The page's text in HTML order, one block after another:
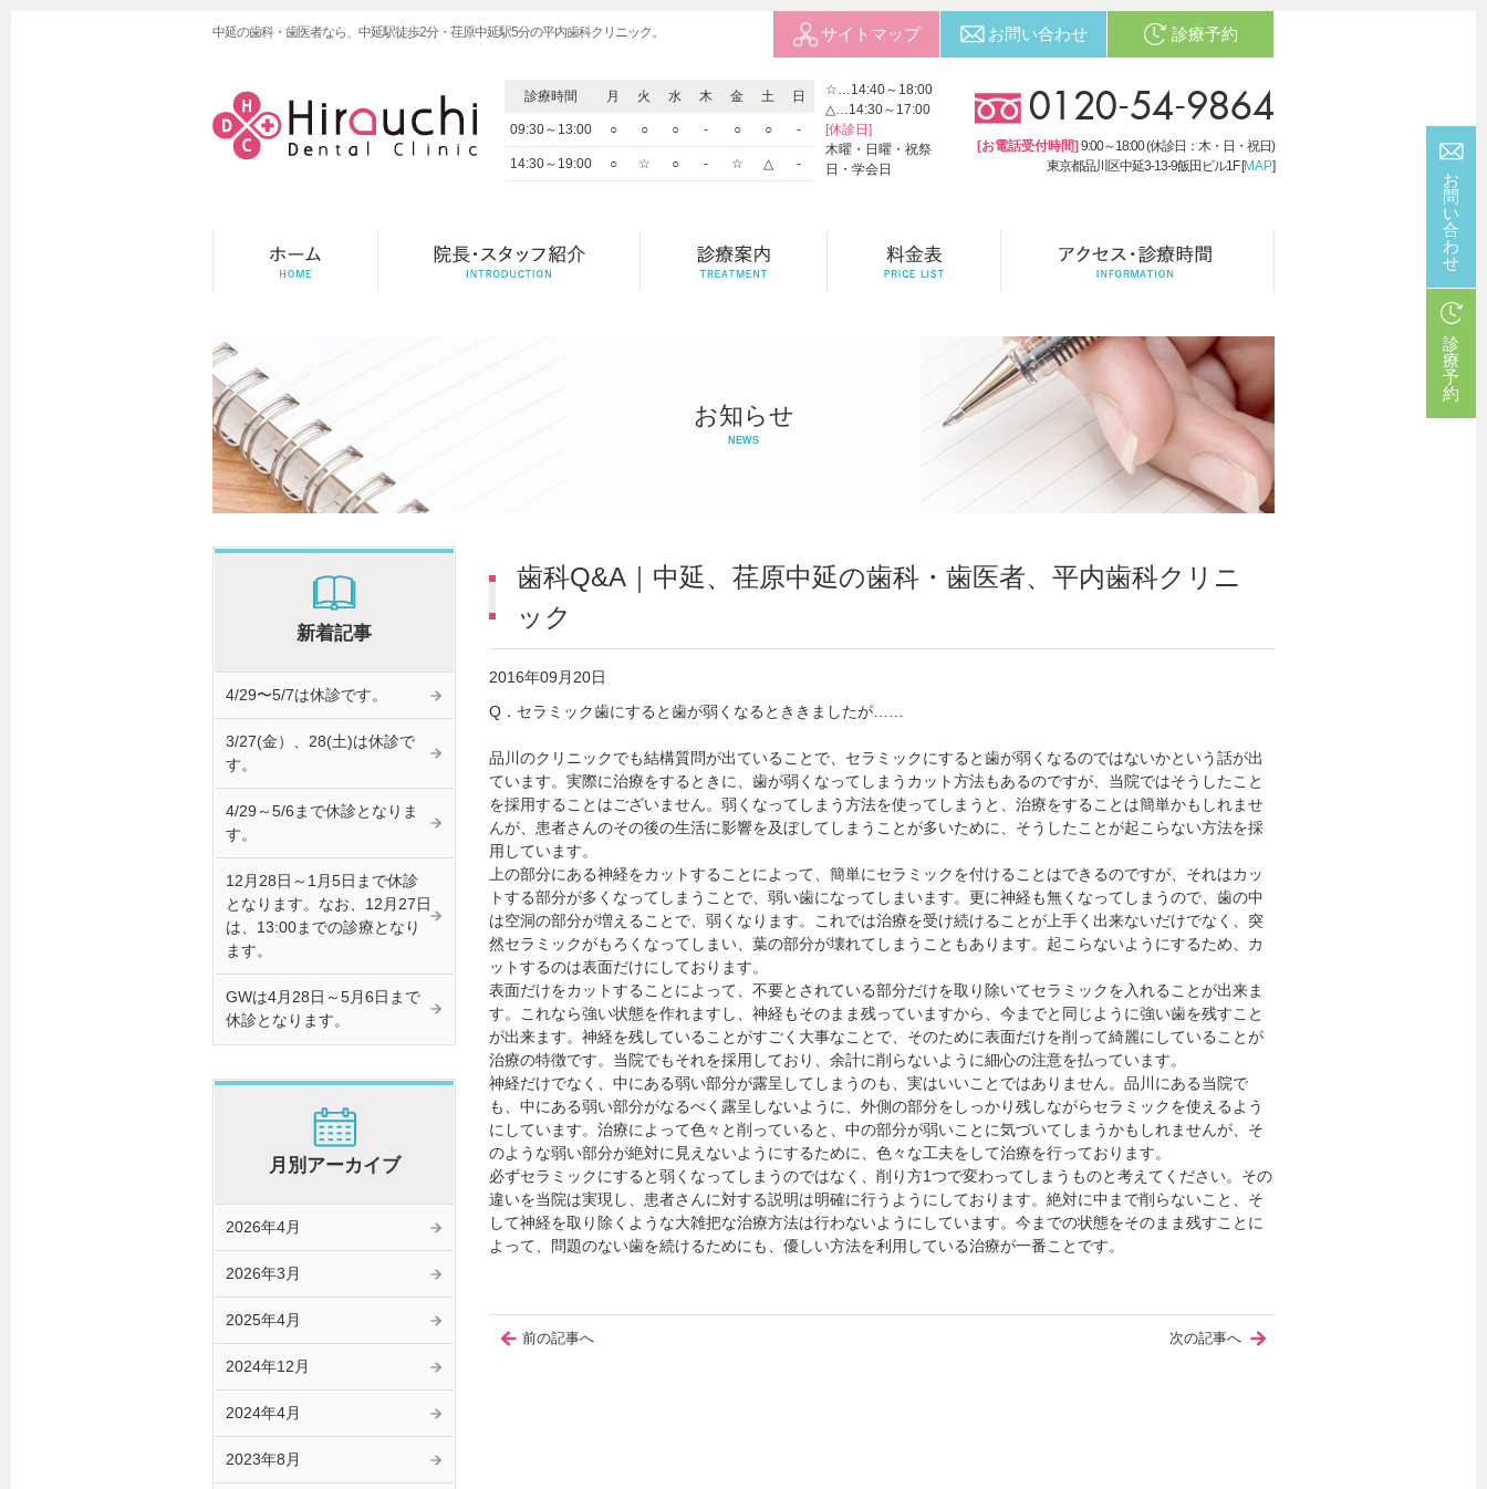
中延の歯科・歯医者なら、中延駅徒歩2分・荏原中延駅5分の平内歯科クリニック。 サイトマップ お問い合わせ 診療予約
診療時間 月 火 水 木 金 土 日
09:30～13:00 ○ ○ ○ - ○ ○ -
14:30～19:00 ○ ☆ ○ - ☆ △ -
☆…14:40～18:00
△…14:30～17:00
[休診日]
木曜・日曜・祝祭
日・学会日
0120-54-9864
[お電話受付時間] 9:00～18:00 (休診日：木・日・祝日)
東京都品川区中延3-13-9飯田ビル1F [ MAP]
お知らせ
NEWS
歯科Q&A｜中延、荏原中延の歯科・歯医者、平内歯科クリニ
ック
2016年09月20日
Q．セラミック歯にすると歯が弱くなるとききましたが……
品川のクリニックでも結構質問が出ていることで、セラミックにすると歯が弱くなるのではないかという話が出
ています。実際に治療をするときに、歯が弱くなってしまうカット方法もあるのですが、当院ではそうしたこと
を採用することはございません。弱くなってしまう方法を使ってしまうと、治療をすることは簡単かもしれませ
んが、患者さんのその後の生活に影響を及ぼしてしまうことが多いために、そうしたことが起こらない方法を採
用しています。
上の部分にある神経をカットすることによって、簡単にセラミックを付けることはできるのですが、それはカッ
トする部分が多くなってしまうことで、弱い歯になってしまいます。更に神経も無くなってしまうので、歯の中
は空洞の部分が増えることで、弱くなります。これでは治療を受け続けることが上手く出来ないだけでなく、突
然セラミックがもろくなってしまい、葉の部分が壊れてしまうこともあります。起こらないようにするため、カ
ットするのは表面だけにしております。
表面だけをカットすることによって、不要とされている部分だけを取り除いてセラミックを入れることが出来ま
す。これなら強い状態を作れますし、神経もそのまま残っていますから、今までと同じように強い歯を残すこと
が出来ます。神経を残していることがすごく大事なことで、そのために表面だけを削って綺麗にしていることが
治療の特徴です。当院でもそれを採用しており、余計に削らないように細心の注意を払っています。
神経だけでなく、中にある弱い部分が露呈してしまうのも、実はいいことではありません。品川にある当院で
も、中にある弱い部分がなるべく露呈しないように、外側の部分をしっかり残しながらセラミックを使えるよう
にしています。治療によって色々と削っていると、中の部分が弱いことに気づいてしまうかもしれませんが、そ
のような弱い部分が絶対に見えないようにするために、色々な工夫をして治療を行っております。
必ずセラミックにすると弱くなってしまうのではなく、削り方1つで変わってしまうものと考えてください。その
違いを当院は実現し、患者さんに対する説明は明確に行うようにしております。絶対に中まで削らないこと、そ
して神経を取り除くような大雑把な治療方法は行わないようにしています。今までの状態をそのまま残すことに
よって、問題のない歯を続けるためにも、優しい方法を利用している治療が一番ことです。
前の記事へ 次の記事へ
新着記事
4/29〜5/7は休診です。
3/27(金）、28(土)は休診で
す。
4/29～5/6まで休診となりま
す。
12月28日～1月5日まで休診
となります。なお、12月27日
は、13:00までの診療となり
ます。
GWは4月28日～5月6日まで
休診となります。
月別アーカイブ
2026年4月
2026年3月
2025年4月
2024年12月
2024年4月
2023年8月
お
問
い
合
わ
せ
診
療
予
約